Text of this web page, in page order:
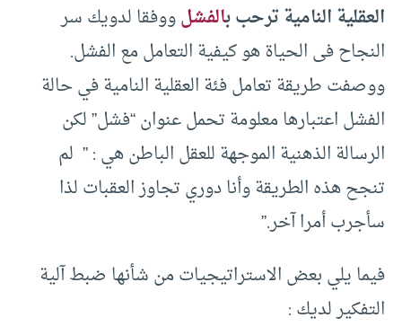
العقلية النامية ترحب بالفشلووفقا لدويك سر
النجاح فى الحياة هو كيفية التعامل مع الفشل.
ووصفت طريقة تعامل فئة العقلية النامية في حالة
الفشل اعتبارها معلومة تحمل عنوان “فشل” لكن
الرسالة الذهنية الموجهة للعقل الباطن هي : ” لم
تنجح هذه الطريقة وأنا دوري تجاوز العقبات لذا
سأجرب أمرا آخر.”
فيما يلي بعض الاستراتيجيات من شأنها ضبط آلية
التفكير لديك :